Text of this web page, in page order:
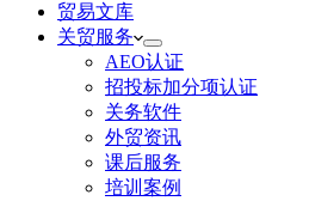
贸易文库
关贸服务
AEO认证
招投标加分项认证
关务软件
外贸资讯
课后服务
培训案例